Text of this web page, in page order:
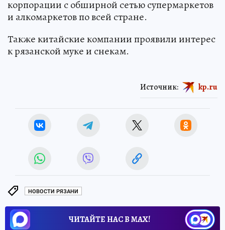
корпорации с обширной сетью супермаркетов
и алкомаркетов по всей стране.
Также китайские компании проявили интерес
к рязанской муке и снекам.
Источник: kp.ru
НОВОСТИ РЯЗАНИ
ЧИТАЙТЕ НАС В МАХ!